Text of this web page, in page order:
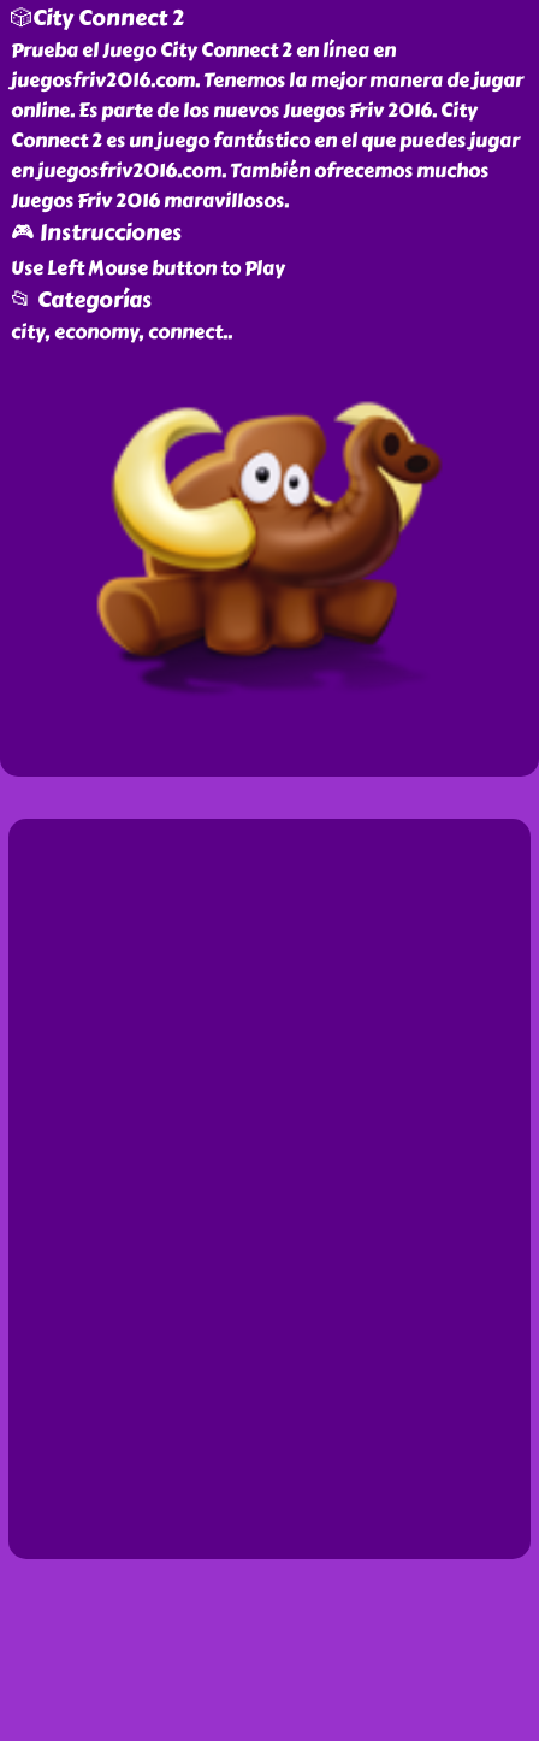
🎲City Connect 2
Prueba el Juego City Connect 2 en línea en
juegosfriv2016.com. Tenemos la mejor manera de jugar
online. Es parte de los nuevos Juegos Friv 2016. City
Connect 2 es un juego fantástico en el que puedes jugar
en juegosfriv2016.com. También ofrecemos muchos
Juegos Friv 2016 maravillosos.
🎮 Instrucciones
Use Left Mouse button to Play
📂 Categorías
city, economy, connect..